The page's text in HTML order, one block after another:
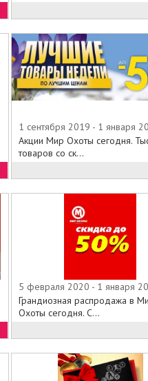
1 сентября 2019 - 1 января
Акции Мир Охоты сегодня.
товаров со ск...
5 февраля 2020 - 1 января
Грандиозная распродажа в
Охоты сегодня. С...